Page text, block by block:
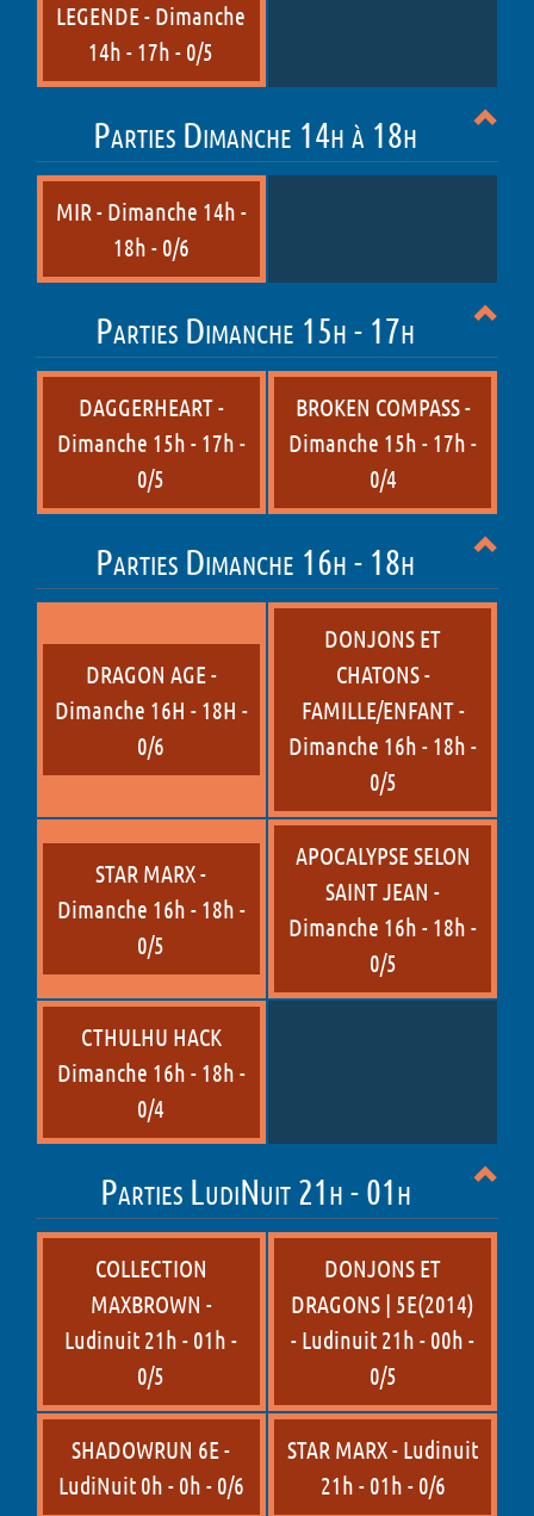
LEGENDE - Dimanche
14h - 17h - 0/5
Parties Dimanche 14h à 18h
MIR - Dimanche 14h -
18h - 0/6
Parties Dimanche 15h - 17h
DAGGERHEART -
Dimanche 15h - 17h -
0/5
BROKEN COMPASS -
Dimanche 15h - 17h -
0/4
Parties Dimanche 16h - 18h
DRAGON AGE -
Dimanche 16H - 18H -
0/6
DONJONS ET
CHATONS -
FAMILLE/ENFANT -
Dimanche 16h - 18h -
0/5
STAR MARX -
Dimanche 16h - 18h -
0/5
APOCALYPSE SELON
SAINT JEAN -
Dimanche 16h - 18h -
0/5
CTHULHU HACK
Dimanche 16h - 18h -
0/4
Parties LudiNuit 21h - 01h
COLLECTION
MAXBROWN -
Ludinuit 21h - 01h -
0/5
DONJONS ET
DRAGONS | 5E(2014)
- Ludinuit 21h - 00h -
0/5
SHADOWRUN 6E -
LudiNuit 0h - 0h - 0/6
STAR MARX - Ludinuit
21h - 01h - 0/6